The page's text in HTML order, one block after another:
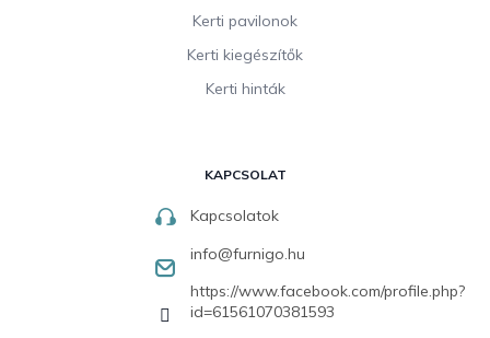
Kerti pavilonok
Kerti kiegészítők
Kerti hinták
KAPCSOLAT
Kapcsolatok
info@furnigo.hu
https://www.facebook.com/profile.php?
id=61561070381593